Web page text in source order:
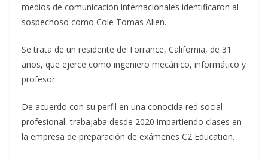
medios de comunicación internacionales identificaron al
sospechoso como Cole Tomas Allen.
Se trata de un residente de Torrance, California, de 31
años, que ejerce como ingeniero mecánico, informático y
profesor.
De acuerdo con su perfil en una conocida red social
profesional, trabajaba desde 2020 impartiendo clases en
la empresa de preparación de exámenes C2 Education.